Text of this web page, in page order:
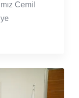
Cemil